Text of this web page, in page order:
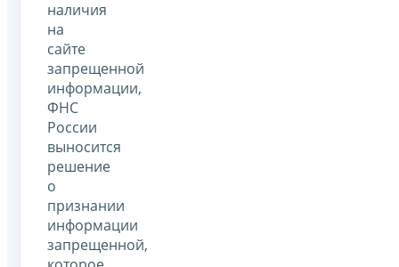
наличия
на
сайте
запрещенной
информации,
ФНС
России
выносится
решение
о
признании
информации
запрещенной,